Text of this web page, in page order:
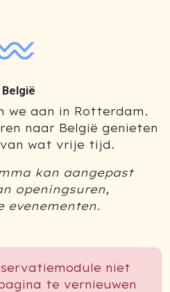
we aan in Rotterdam.
naar België genieten
wat vrije tijd.
kan aangepast
openingsuren,
evenementen.
niet
te vernieuwen